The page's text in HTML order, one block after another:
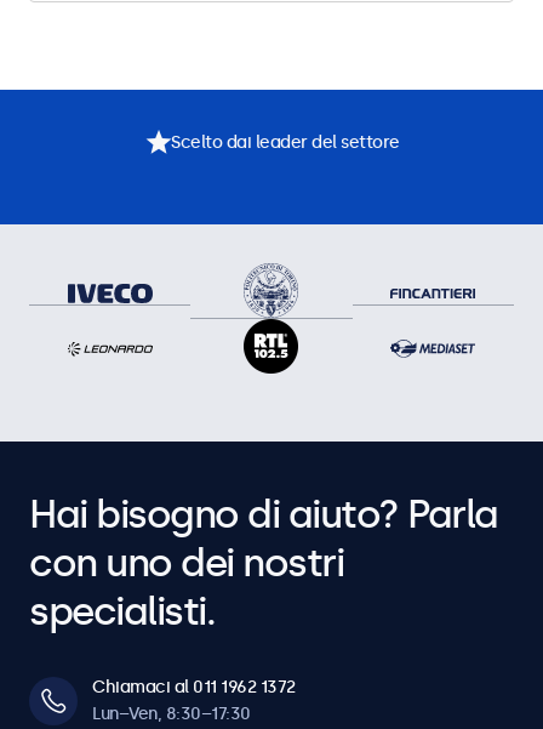
Scelto dai leader del settore
Hai bisogno di aiuto? Parla
con uno dei nostri
specialisti.
Chiamaci al 011 1962 1372
Lun–Ven, 8:30–17:30